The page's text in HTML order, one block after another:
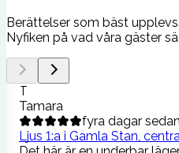
Berättelser som bäst upplevs.
Nyfiken på vad våra gäster
T
Tamara
fyra dagar sedan
Ljus 1:a i Gamla Stan,